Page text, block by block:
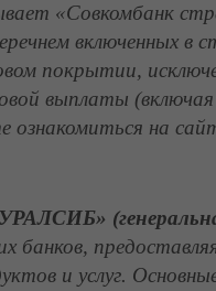
«Совкомбанк
включенных в
покрытии,
выплаты
на
банков,
и услуг.